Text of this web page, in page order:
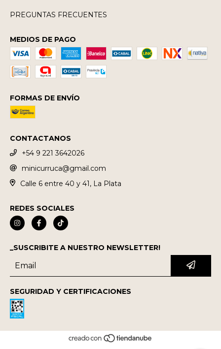
PREGUNTAS FRECUENTES
MEDIOS DE PAGO
FORMAS DE ENVÍO
CONTACTANOS
+54 9 221 3642026
minicurruca@gmail.com
Calle 6 entre 40 y 41, La Plata
REDES SOCIALES
_SUSCRIBITE A NUESTRO NEWSLETTER!
SEGURIDAD Y CERTIFICACIONES